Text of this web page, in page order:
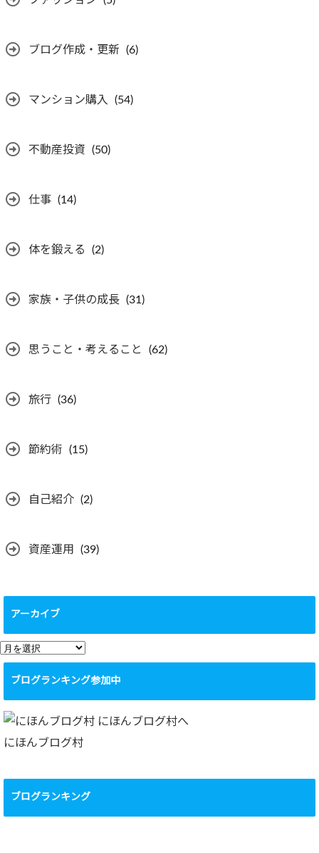
ブログ作成・更新 (6)
マンション購入 (54)
不動産投資 (50)
仕事 (14)
体を鍛える (2)
家族・子供の成長 (31)
思うこと・考えること (62)
旅行 (36)
節約術 (15)
自己紹介 (2)
資産運用 (39)
アーカイブ
ア
ー
イ
ブ
ブログランキング参加中
にほんブログ村
ブログランキング